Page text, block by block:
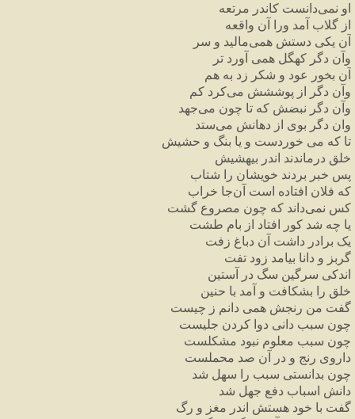
او نمی‌دانست کاندر مرتعه
از گلاب آمد ورا آن واقعه
آن یکی دستش همی‌مالید و سر
وآن دگر کهگل همی آورد تر
آن بخور عود و شکر زد به هم
وآن دگر از پوششش می‌کرد کم
وآن دگر نبضش که تا چون می‌جهد
وان دگر بوی از دهانش می‌ستد
تا که می خوردست و یا بنگ و حشیش
خلق درماندند اندر بیهشیش
پس خبر بردند خویشان را شتاب
که فلان افتاده است آن‌جا خراب
کس نمی‌داند که چون مصروع گشت
یا چه شد کور افتاد از بام طشت
یک برادر داشت آن دباغ زفت
گربز و دانا بیامد زود تفت
اندکی سرگین سگ در آستین
خلق را بشکافت و آمد با حنین
گفت من رنجش همی دانم ز چیست
چون سبب دانی دوا کردن جلیست
چون سبب معلوم نبود مشکلست
داروی رنج و در آن صد محملست
چون بدانستی سبب را سهل شد
دانش اسباب دفع جهل شد
گفت با خود هستش اندر مغز و رگ